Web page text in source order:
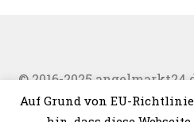
© 2016-2025
Auf Grund von EU-